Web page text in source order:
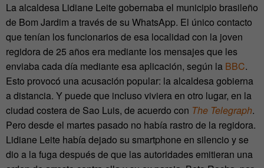
La alcaldesa Lidiane Leite gobernaba el municipio brasileño
de Bom Jardim a través de su WhatsApp. El único contacto
que tenían los funcionarios de esa localidad con la joven
regidora de 25 años era mediante los mensajes que les
enviaba cada día mediante esa aplicación, según la BBC.
Esto provocó una acusación popular: la alcaldesa gobierna
a distancia. Y puede que incluso viviera en otro lugar, en la
ciudad costera de Sao Luis, de acuerdo con The Telegraph.
Pero desde el martes pasado no había rastro de la regidora.
Lidiane Leite había dejado su smartphone en silencio y se
dio a la fuga después de que las autoridades emitieran una